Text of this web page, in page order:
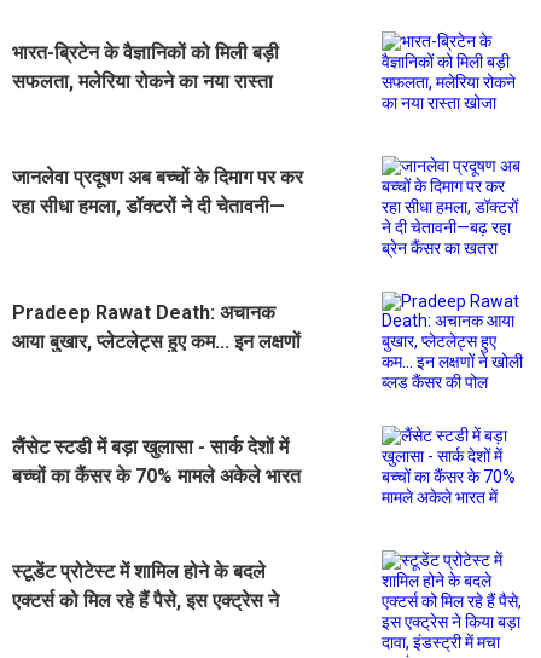
भारत-ब्रिटेन के वैज्ञानिकों को मिली बड़ी
सफलता, मलेरिया रोकने का नया रास्ता
जानलेवा प्रदूषण अब बच्चों के दिमाग पर कर
रहा सीधा हमला, डॉक्टरों ने दी चेतावनी—
Pradeep Rawat Death: अचानक
आया बुखार, प्लेटलेट्स हुए कम... इन लक्षणों
लैंसेट स्टडी में बड़ा खुलासा - सार्क देशों में
बच्चों का कैंसर के 70% मामले अकेले भारत
स्टूडेंट प्रोटेस्ट में शामिल होने के बदले
एक्टर्स को मिल रहे हैं पैसे, इस एक्ट्रेस ने